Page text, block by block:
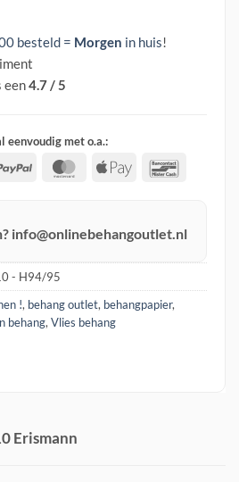
besteld = Morgen in huis!
een4.7 / 5
eenvoudig met o.a.:
PayPal MasterCard
Apple
info@onlinebehangoutlet.nl
- H94/95
!, behang outlet, behangpapier,
behang, Vlies behang
Erismann